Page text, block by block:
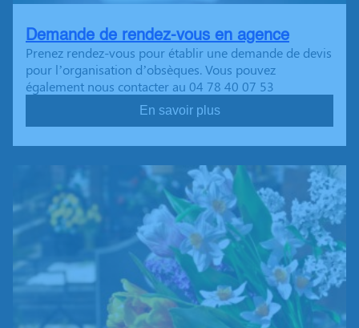
Demande de rendez-vous en agence
Prenez rendez-vous pour établir une demande de devis
pour l’organisation d’obsèques. Vous pouvez
également nous contacter au 04 78 40 07 53
En savoir plus